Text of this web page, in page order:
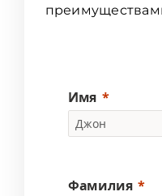
Имя
Фамилия